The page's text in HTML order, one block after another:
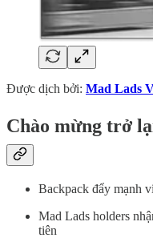
Được dịch bởi: Mad Lads
Chào mừng trở
Backpack đẩy mạnh
Mad Lads holders
tiên